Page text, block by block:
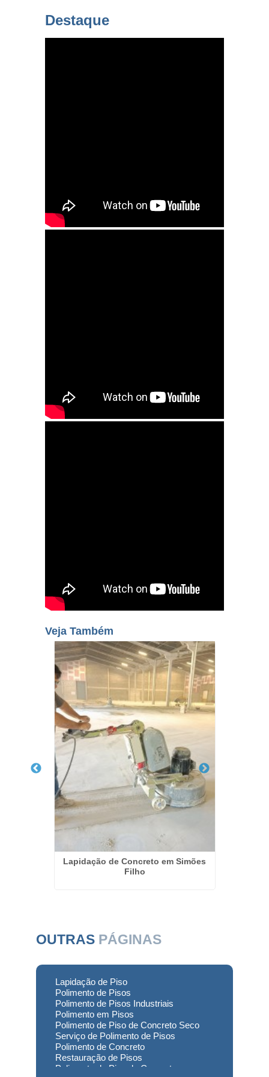
Destaque
Veja Também
Lapidação de Concreto em Simões
Filho
OUTRAS PÁGINAS
Lapidação de Piso
Polimento de Pisos
Polimento de Pisos Industriais
Polimento em Pisos
Polimento de Piso de Concreto Seco
Serviço de Polimento de Pisos
Polimento de Concreto
Restauração de Pisos
Polimento de Piso de Concreto